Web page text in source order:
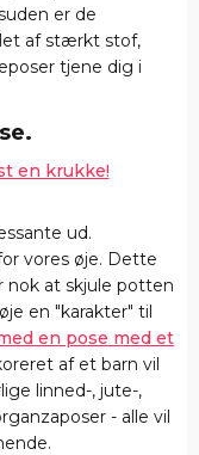
er de
af stærkt stof,
tjene dig i
ud.
vores øje. Dette
nok at skjule potten
en "karakter" til
en pose med et
af et barn vil
linned-, jute-,
- alle vil